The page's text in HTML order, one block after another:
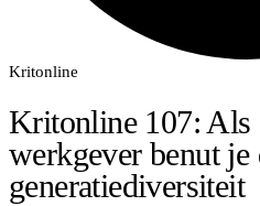
Kritonline
Kritonline 107: Als
werkgever benut je
generatiediversiteit